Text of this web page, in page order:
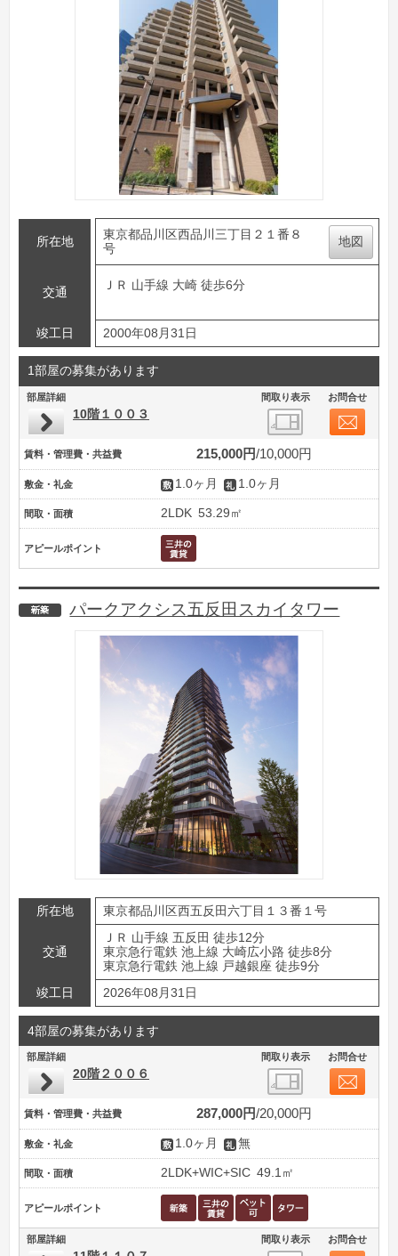
所在地
東京都品川区西品川三丁目２１番８
号
地図
交通
ＪＲ 山手線 大崎 徒歩6分
竣工日 2000年08月31日
1部屋の募集があります
部屋詳細 間取り表示 お問合せ
10階１００３
賃料・管理費・共益費 215,000円 10,000円
敷金・礼金 1.0ヶ月 1.0ヶ月
間取・面積 2LDK 53.29㎡
アピールポイント
新築
パークアクシス五反田スカイタワー
所在地 東京都品川区西五反田六丁目１３番１号
交通
ＪＲ 山手線 五反田 徒歩12分
東京急行電鉄 池上線 大崎広小路 徒歩8分
東京急行電鉄 池上線 戸越銀座 徒歩9分
竣工日
2026年08月31日
4部屋の募集があります
部屋詳細 間取り表示 お問合せ
20階２００６
賃料・管理費・共益費 287,000円 20,000円
敷金・礼金 1.0ヶ月 無
間取・面積 2LDK+WIC+SIC 49.1㎡
アピールポイント
部屋詳細 間取り表示 お問合せ